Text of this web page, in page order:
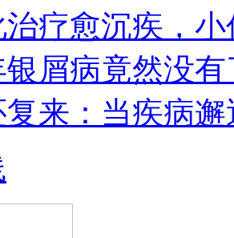
】
疗愈沉疾，小
屑病竟然没有
来：当疾病邂